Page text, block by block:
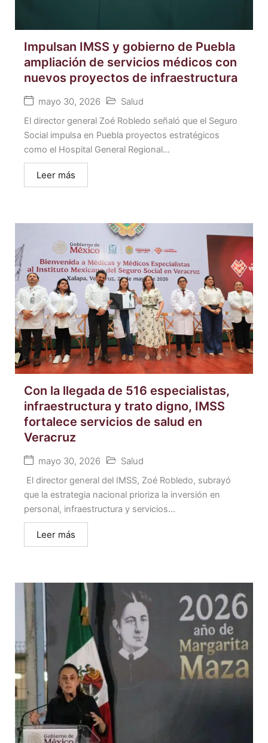
Impulsan IMSS y gobierno de Puebla
ampliación de servicios médicos con
nuevos proyectos de infraestructura
mayo 30, 2026 Salud
El director general Zoé Robledo señaló que el Seguro
Social impulsa en Puebla proyectos estratégicos
como el Hospital General Regional...
Leer más
Con la llegada de 516 especialistas,
infraestructura y trato digno, IMSS
fortalece servicios de salud en
Veracruz
mayo 30, 2026 Salud
El director general del IMSS, Zoé Robledo, subrayó
que la estrategia nacional prioriza la inversión en
personal, infraestructura y servicios...
Leer más